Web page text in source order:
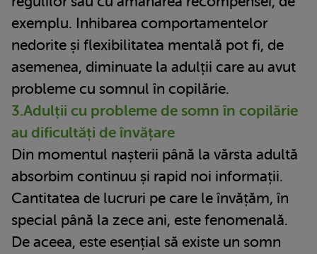
exemplu. Inhibarea comportamentelor
nedorite și flexibilitatea mentală pot fi, de
asemenea, diminuate la adulții care au avut
probleme cu somnul în copilărie.
3.Adulții cu probleme de somn în copilărie
au dificultăți de învățare
Din momentul nașterii până la vărsta adultă
absorbim continuu și rapid noi informații.
Cantitatea de lucruri pe care le învățăm, în
special până la zece ani, este fenomenală.
De aceea, este esențial să existe un somn